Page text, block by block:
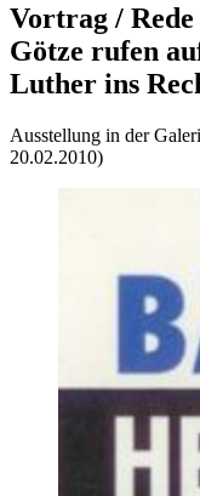
Vortrag / Rede
Götze rufen
Luther ins
Ausstellung in der
20.02.2010)